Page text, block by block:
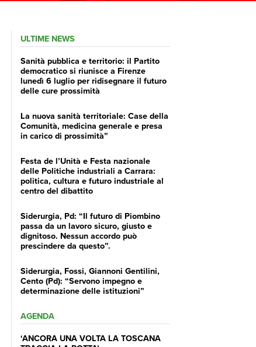
ULTIME NEWS
Sanità pubblica e territorio: il Partito
democratico si riunisce a Firenze
lunedì 6 luglio per ridisegnare il futuro
delle cure prossimità
La nuova sanità territoriale: Case della
Comunità, medicina generale e presa
in carico di prossimità”
Festa de l’Unità e Festa nazionale
delle Politiche industriali a Carrara:
politica, cultura e futuro industriale al
centro del dibattito
Siderurgia, Pd: “Il futuro di Piombino
passa da un lavoro sicuro, giusto e
dignitoso. Nessun accordo può
prescindere da questo”.
Siderurgia, Fossi, Giannoni Gentilini,
Cento (Pd): “Servono impegno e
determinazione delle istituzioni”
AGENDA
‘ANCORA UNA VOLTA LA TOSCANA